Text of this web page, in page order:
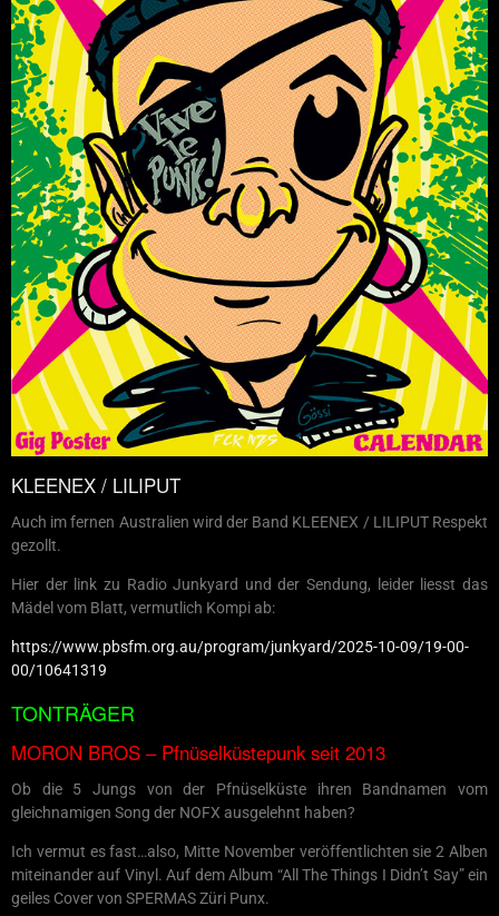
KLEENEX / LILIPUT
Auch im fernen Australien wird der Band KLEENEX / LILIPUT Respekt
gezollt.
Hier der link zu Radio Junkyard und der Sendung, leider liesst das
Mädel vom Blatt, vermutlich Kompi ab:
https://www.pbsfm.org.au/program/junkyard/2025-10-09/19-00-
00/10641319
TONTRÄGER
MORON BROS – Pfnüselküstepunk seit 2013
Ob die 5 Jungs von der Pfnüselküste ihren Bandnamen vom
gleichnamigen Song der NOFX ausgelehnt haben?
Ich vermut es fast…also, Mitte November veröffentlichten sie 2 Alben
miteinander auf Vinyl. Auf dem Album “All The Things I Didn’t Say” ein
geiles Cover von SPERMAS Züri Punx.